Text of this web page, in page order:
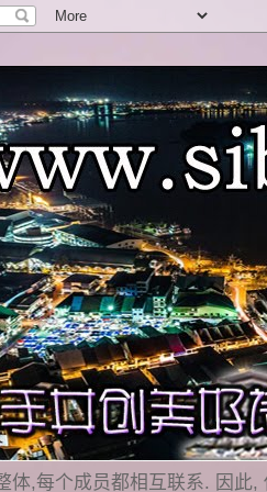
体,每个成员都相互联系. 因此